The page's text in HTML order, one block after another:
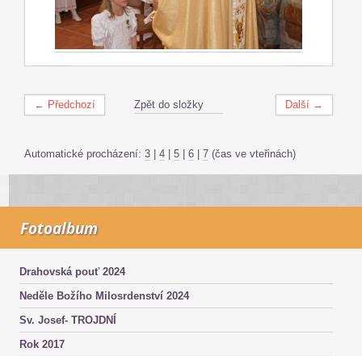
← Předchozí Další →
Zpět do složky
Automatické procházení: 3 4 5 6 7 (čas ve vteřinách)
Fotoalbum
Drahovská pouť 2024
Neděle Božího Milosrdenství 2024
Sv. Josef- TROJDNÍ
Rok 2017